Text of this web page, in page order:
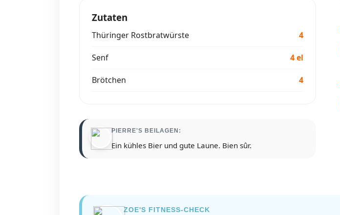
Zutaten
Thüringer Rostbratwürste 4
Senf 4 el
Brötchen 4
PIERRE'S BEILAGEN:
Ein kühles Bier und gute Laune. Bien sûr.
ZOE'S FITNESS-CHECK